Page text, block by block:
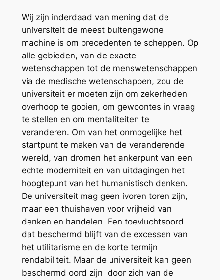
Wij zijn inderdaad van mening dat de
universiteit de meest buitengewone
machine is om precedenten te scheppen. Op
alle gebieden, van de exacte
wetenschappen tot de menswetenschappen
via de medische wetenschappen, zou de
universiteit er moeten zijn om zekerheden
overhoop te gooien, om gewoontes in vraag
te stellen en om mentaliteiten te
veranderen. Om van het onmogelijke het
startpunt te maken van de veranderende
wereld, van dromen het ankerpunt van een
echte moderniteit en van uitdagingen het
hoogtepunt van het humanistisch denken.
De universiteit mag geen ivoren toren zijn,
maar een thuishaven voor vrijheid van
denken en handelen. Een toevluchtsoord
dat beschermd blijft van de excessen van
het utilitarisme en de korte termijn
rendabiliteit. Maar de universiteit kan geen
beschermd oord zijn door zich van de